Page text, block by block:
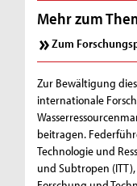
Mehr zum
Zum
Zur Bewältigung
internationale
beitragen.
Technologie und
und Subtropen